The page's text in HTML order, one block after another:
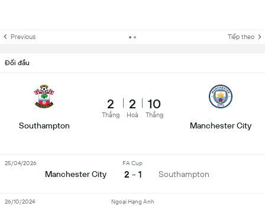
Previous Tiếp theo
Đối đầu
Southampton
2
Thắng
2
Hoà
10
Thắng
Manchester City
Manchester City
FA Cup
2 - 1 Southampton
25/04/2026
Ngoại Hạng Anh
26/10/2024